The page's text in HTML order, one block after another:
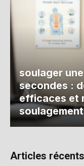
soulager
secondes :
efficaces et
Articles récents